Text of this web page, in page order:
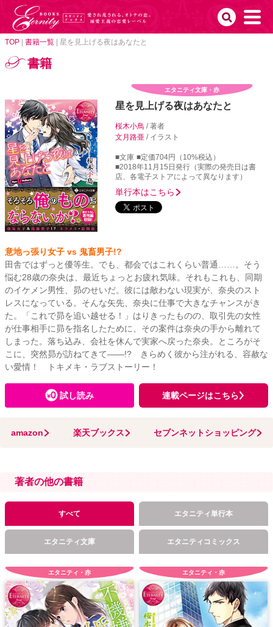
TOP 書籍一覧 星を見上げる夜はあなたと
書籍
エタニティ文庫・赤
星を見上げる夜はあなたと
桜木小鳥/ 著者
文月路亜 / イラスト
■文庫 ■定価704円（10%税込）
■2018年11月15日発行（実際の発売日は書
店、各電子ストアによって異なります）
単行本はこちら
意地っ張り女子 vs 鬼畜男子!?
田舎ではずっと優等生。でも、都会ではこれくらい普通……。そう
悩む28歳の奈央は、最近ちょっとお疲れ気味。それもこれも、同期
のイケメン男性、昴のせいだ。彼には敵わない現実が、奈央のスト
レスになっている。そんな矢先、奈央に仕事で大きなチャンスがき
た。「これで昴を追い越せる！」はりきったものの、取引先の女性
が仕事相手に昴を指名したために、その案件は奈央の手から離れて
しまった。落ち込み、会社を休んで実家へ戻った奈央。ところがそ
こに、突然昴が訪ねてきて――!? きらめく彼から注がれる、容赦な
い愛情！ トキメキ・ラブストーリー！
試し読み 連載ページはこちら
amazon 楽天ブックス セブンネットショッピング
著者の他の書籍
すべて エタニティ単行本
エタニティ文庫 エタニティコミックス
エタニティ・赤 エタニティ・赤